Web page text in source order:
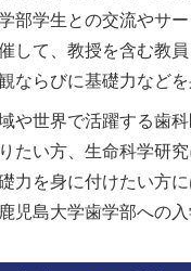
部学生との交流やサ
して、教授を含む教
ならびに基礎力など
や世界で活躍する歯
たい方、生命科学研
力を身に付けたい方
児島大学歯学部への